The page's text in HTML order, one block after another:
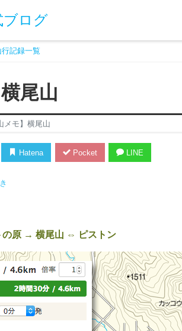
ブログ
行記録一覧
尾山
メモ】横尾山
Hatena Pocket LINE
の原 → 横尾山 ⇔ ピストン